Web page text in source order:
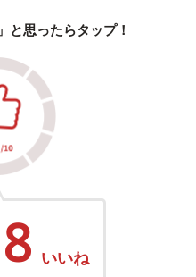
と思ったらタップ！
いいね